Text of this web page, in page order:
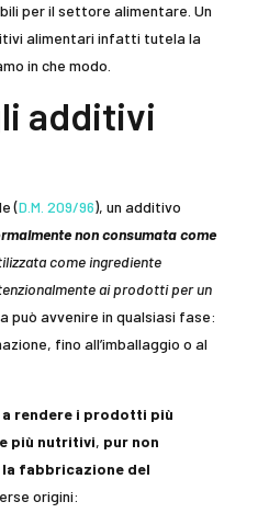
per il settore alimentare. Un
alimentari infatti tutela la
in che modo.
additivi
(D.M. 209/96), un additivo
non consumata come
come ingrediente
ai prodotti per un
può avvenire in qualsiasi fase:
fino all’imballaggio o al
rendere i prodotti più
più nutritivi, pur non
fabbricazione del
origini: